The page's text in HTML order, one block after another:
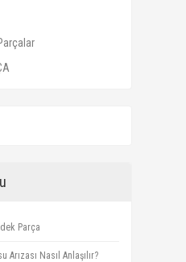
Parça
Arızası Nasıl Anlaşılır?